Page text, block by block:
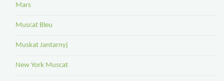
Mars
Muscat Bleu
Muskat Jantarnyj
New York Muscat